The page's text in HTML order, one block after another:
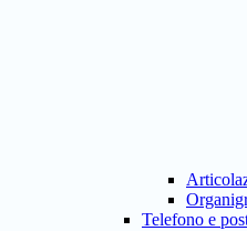
Telefono e